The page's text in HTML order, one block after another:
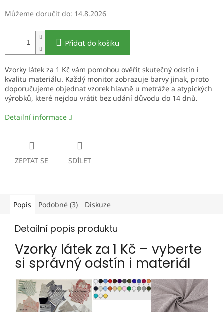
Můžeme doručit do: 14.8.2026
Přidat do košíku
Vzorky látek za 1 Kč vám pomohou ověřit skutečný odstín i
kvalitu materiálu. Každý monitor zobrazuje barvy jinak, proto
doporučujeme objednat vzorek hlavně u metráže a atypických
výrobků, které nejdou vrátit bez udání důvodu do 14 dnů.
Detailní informace
ZEPTAT SE SDÍLET
Popis Podobné (3) Diskuze
Detailní popis produktu
Vzorky látek za 1 Kč – vyberte
si správný odstín i materiál